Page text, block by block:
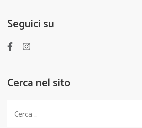
Seguici su
Cerca nel sito
Ricerca